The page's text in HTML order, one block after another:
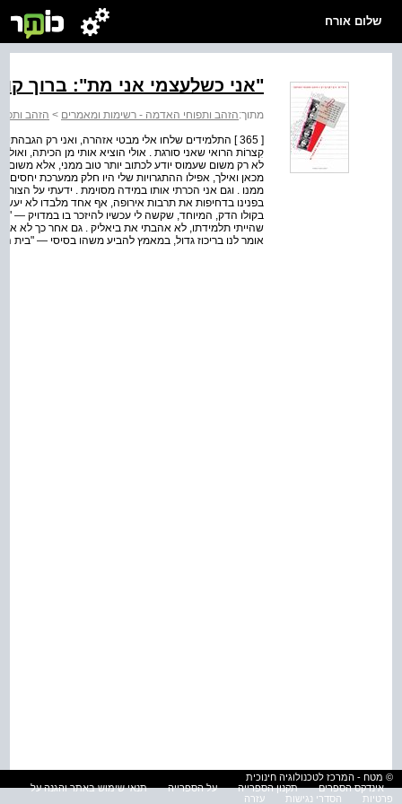
שלום אורח
"אני כשלעצמי אני מת": ברוך
מתוך:הזהב ותפוחי האדמה - רשימות ומאמרים > הזהב
[ 365 ] התלמידים שלחו אלי מבטי אזהרה, ואני רק
קִצרוֹת הרואי שאני סורגת . אולי הוציא אותי מן הכיתה,
לא רק משום שעמוס יודע לכתוב יותר טוב ממני, אלא משום
מכאן ואילך, אפילו ההתגרויות שלי היו חלק ממערכת יחסים
ממנו . וגם אני הכרתי אותו במידה מסוימת . ידעתי על
בפנינו בדחיפות את תרבות אירופה, אף אחד מלבדו לא
בקולו הדק, המיוחד, שקשה לי עכשיו להיזכר בו במדויק —
שהייתי תלמידתו, לא אהבתי את ביאליק . גם אחר כך לא
אומר לנו בריכוז גדול, במאמץ להביע משהו בסיסי — "בית
© מטח - המרכז לטכנולוגיה חינוכית
אינדקס הספרים
תקנון הספרייה על הספרייה
תנאי שימוש באתר והגנה על
פרטיות
הסדרי נגישות עזרה